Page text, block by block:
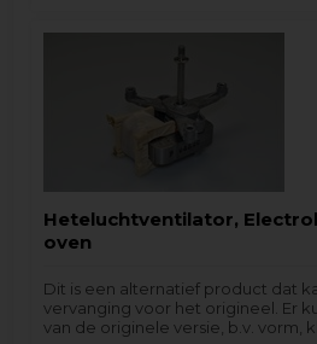
Heteluchtventilator,
oven
Dit is een alternatief product dat
vervanging voor het origineel. Er
van de originele versie, b.v. vorm,